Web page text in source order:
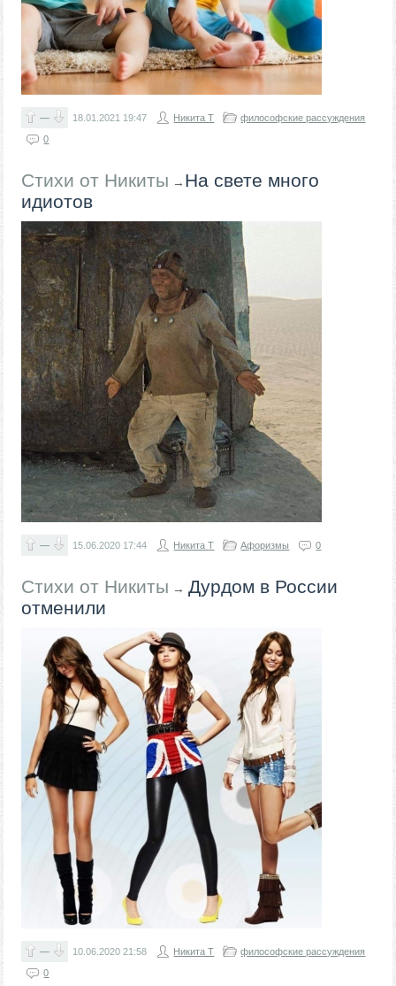
— 18.01.2021 19:47 Никита Т
философские рассуждения
0
Стихи от Никиты → ​На свете много
идиотов
— 15.06.2020 17:44 Никита Т Афоризмы 0
Стихи от Никиты →Дурдом в России
отменили
— 10.06.202021:58 Никита Т
философские рассуждения
0